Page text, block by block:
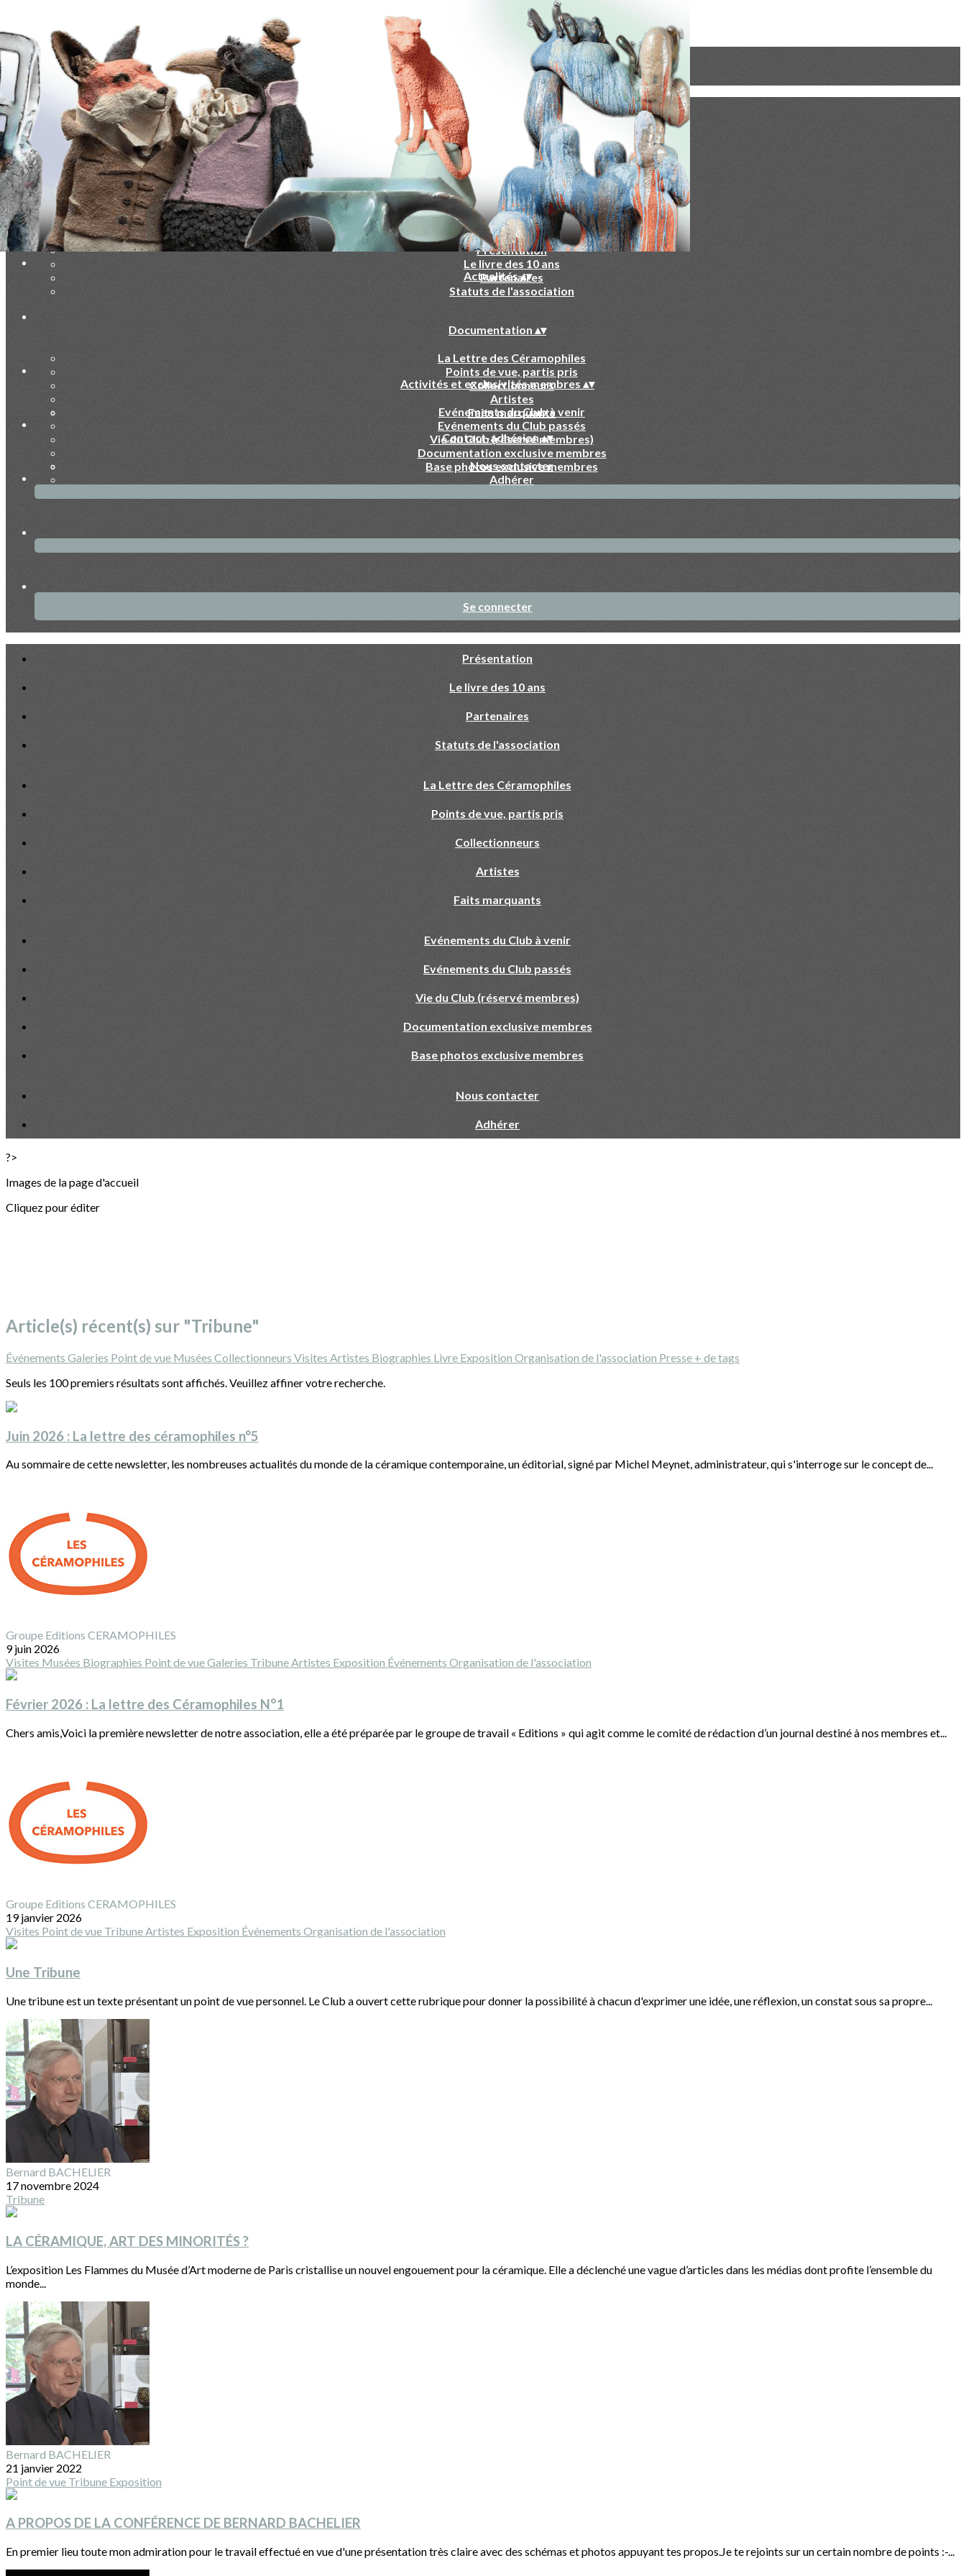
Exporter toutes les colonnes
Exporter uniquement les colonnes affichées
Menu
Ajoutez un logo, un bouton, des réseaux sociaux
Cliquez pour éditer
-▴▾
Qui sommes nous ?▴▾
Présentation
Le livre des 10 ans
Partenaires
Statuts de l'association
Actualités▴▾
Documentation ▴▾
La Lettre des Céramophiles
Points de vue, partis pris
Collectionneurs
Artistes
Faits marquants
Activités et exclusivités membres ▴▾
Evénements du Club à venir
Evénements du Club passés
Vie du Club (réservé membres)
Documentation exclusive membres
Base photos exclusive membres
Contact-adhésion▴▾
Nous contacter
Adhérer
Se connecter
Présentation
Le livre des 10 ans
Partenaires
Statuts de l'association
La Lettre des Céramophiles
Points de vue, partis pris
Collectionneurs
Artistes
Faits marquants
Evénements du Club à venir
Evénements du Club passés
Vie du Club (réservé membres)
Documentation exclusive membres
Base photos exclusive membres
Nous contacter
Adhérer
?>
Images de la page d'accueil
Cliquez pour éditer
Article(s) récent(s) sur "Tribune"
Événements Galeries Point de vue Musées Collectionneurs Visites Artistes Biographies Livre Exposition Organisation de l'association Presse + de tags
Seuls les 100 premiers résultats sont affichés. Veuillez affiner votre recherche.
Juin 2026 : La lettre des céramophiles n°5
Au sommaire de cette newsletter, les nombreuses actualités du monde de la céramique contemporaine, un éditorial, signé par Michel Meynet, administrateur, qui s'interroge sur le concept de...
Groupe Editions CERAMOPHILES
9 juin 2026
Visites Musées Biographies Point de vueGaleries TribuneArtistes Exposition Événements Organisation de l'association
Février 2026 : La lettre des Céramophiles N°1
Chers amis,Voici la première newsletter de notre association, elle a été préparée par le groupe de travail « Editions » qui agit comme le comité de rédaction d’un journal destiné à nos membres et...
Groupe Editions CERAMOPHILES
19 janvier 2026
Visites Point de vue Tribune Artistes Exposition Événements Organisation de l'association
Une Tribune
Une tribune est un texte présentant un point de vue personnel. Le Club a ouvert cette rubrique pour donner la possibilité à chacun d'exprimer une idée, une réflexion, un constat sous sa propre...
Bernard BACHELIER
17 novembre 2024
Tribune
LA CÉRAMIQUE, ART DES MINORITÉS ?
L’exposition Les Flammes du Musée d’Art moderne de Paris cristallise un nouvel engouement pour la céramique. Elle a déclenché une vague d’articles dans les médias dont profite l’ensemble du
monde...
Bernard BACHELIER
21 janvier 2022
Point de vue Tribune Exposition
A PROPOS DE LA CONFÉRENCE DE BERNARD BACHELIER
En premier lieu toute mon admiration pour le travail effectué en vue d'une présentation très claire avec des schémas et photos appuyant tes propos.Je te rejoints sur un certain nombre de points :-...